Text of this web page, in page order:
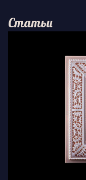
Статьи